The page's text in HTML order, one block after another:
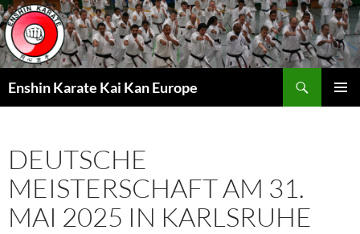
Zum
Inhalt
springen
Enshin Karate Kai Kan Europe
DEUTSCHE
MEISTERSCHAFT AM 31.
MAI 2025 IN KARLSRUHE